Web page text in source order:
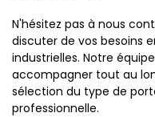
N'hésitez pas à nous
discuter de vos besoins
industrielles. Notre
accompagner tout au
sélection du type de
professionnelle.